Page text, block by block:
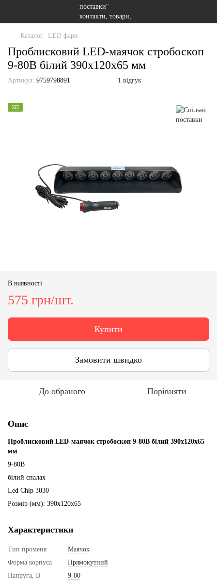
Каталог LED фари
Проблисковий LED-маячок стробоскоп
9-80В білий 390х120х65 мм
Артикул: 9759798891 1 відгук
ХІТ
В наявності
575 грн/шт.
Купити
Замовити швидко
До обраного Порівняти
Опис
Проблисковий LED-маячок стробоскоп 9-80В білий 390х120х65
мм
9-80В
білий спалах
Led Chip 3030
Розмір (мм): 390х120х65
Характеристики
Тип променя
Маячок
Форма корпуса
Прямокутний
Напруга, В
9-80